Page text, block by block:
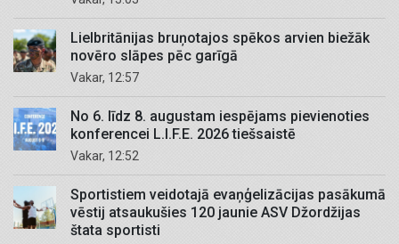
Lielbritānijas bruņotajos spēkos arvien biežāk
novēro slāpes pēc garīgā
Vakar, 12:57
No 6. līdz 8. augustam iespējams pievienoties
konferencei L.I.F.E. 2026 tiešsaistē
Vakar, 12:52
Sportistiem veidotajā evaņģelizācijas pasākumā
vēstij atsaukušies 120 jaunie ASV Džordžijas
štata sportisti